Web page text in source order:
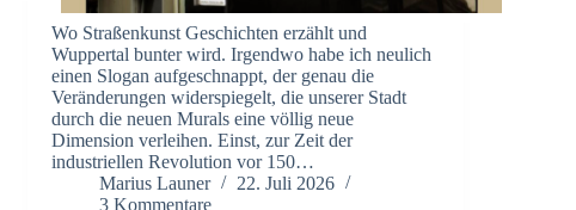
Wo Straßenkunst Geschichten erzählt und
Wuppertal bunter wird. Irgendwo habe ich neulich
einen Slogan aufgeschnappt, der genau die
Veränderungen widerspiegelt, die unserer Stadt
durch die neuen Murals eine völlig neue
Dimension verleihen. Einst, zur Zeit der
industriellen Revolution vor 150…
Marius Launer
22. Juli 2026
3 Kommentare